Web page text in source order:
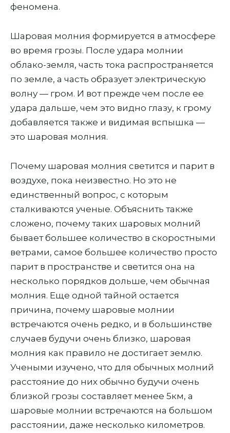
феномена.
Шаровая молния формируется в атмосфере
во время грозы. После удара молнии
облако-земля, часть тока распространяется
по земле, а часть образует электрическую
волну — гром. И вот прежде чем после ее
удара дальше, чем это видно глазу, к грому
добавляется также и видимая вспышка —
это шаровая молния.
Почему шаровая молния светится и парит в
воздухе, пока неизвестно. Но это не
единственный вопрос, с которым
сталкиваются ученые. Объяснить также
сложено, почему таких шаровых молний
бывает большее количество в скоростными
ветрами, самое большее количество просто
парит в пространстве и светится она на
несколько порядков дольше, чем обычная
молния. Еще одной тайной остается
причина, почему шаровые молнии
встречаются очень редко, и в большинстве
случаев будучи очень близко, шаровая
молния как правило не достигает землю.
Учеными изучено, что для обычных молний
расстояние до них обычно будучи очень
близкой грозы составляет менее 5км, а
шаровые молнии встречаются на большом
расстоянии, даже несколько километров.